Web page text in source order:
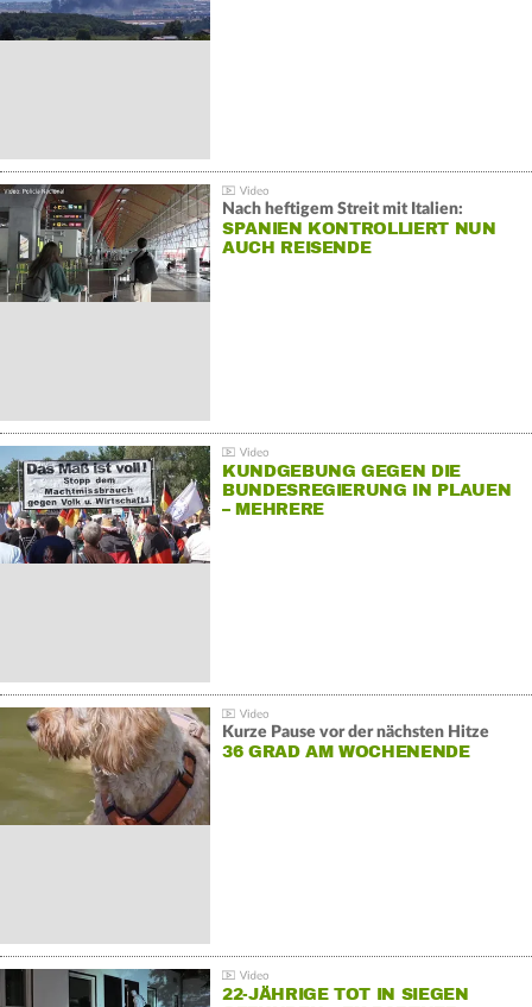
Nach heftigem Streit mit Italien:
SPANIEN KONTROLLIERT NUN
AUCH REISENDE
KUNDGEBUNG GEGEN DIE
BUNDESREGIERUNG IN PLAUEN
– MEHRERE
Kurze Pause vor der nächsten Hitze
36 GRAD AM WOCHENENDE
22-JÄHRIGE TOT IN SIEGEN